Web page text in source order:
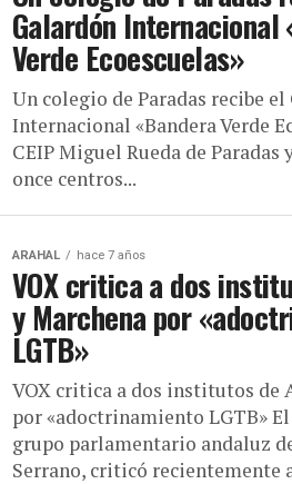
Galardón Internacional
Verde Ecoescuelas»
Un colegio de Paradas recibe
Internacional «Bandera Verde
CEIP Miguel Rueda de
once centros...
ARAHAL hace 7 años
VOX critica a dos
y Marchena por
LGTB»
VOX critica a dos institutos de
por «adoctrinamiento LGTB»
grupo parlamentario andaluz
Serrano, criticó recientemente